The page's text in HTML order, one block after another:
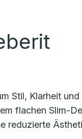
Stil, Klarheit und
flachen Slim-
reduzierte